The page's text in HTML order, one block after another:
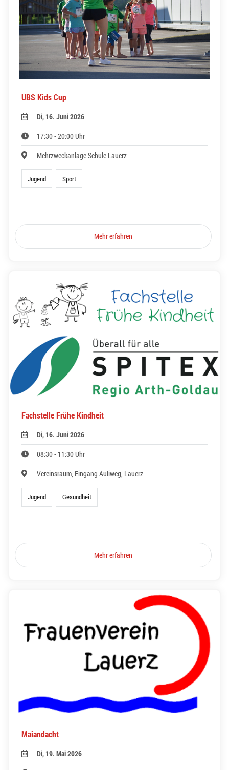
UBS Kids Cup
Di, 16. Juni 2026
17:30 - 20:00 Uhr
Mehrzweckanlage Schule Lauerz
Jugend Sport
Mehr erfahren
Fachstelle Frühe Kindheit
Di, 16. Juni 2026
08:30 - 11:30 Uhr
Vereinsraum, Eingang Auliweg, Lauerz
Jugend Gesundheit
Mehr erfahren
Maiandacht
Di, 19. Mai 2026